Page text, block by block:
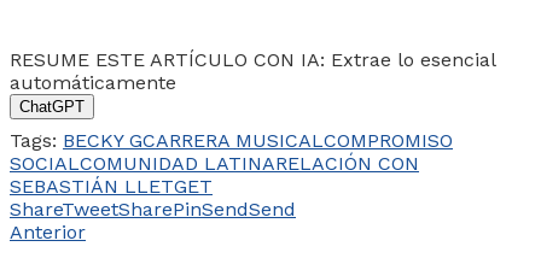
RESUME ESTE ARTÍCULO CON IA: Extrae lo esencial
automáticamente
ChatGPT
Tags: BECKY GCARRERA MUSICALCOMPROMISO
SOCIALCOMUNIDAD LATINARELACIÓN CON
SEBASTIÁN LLETGET
ShareTweetSharePinSendSend
Anterior